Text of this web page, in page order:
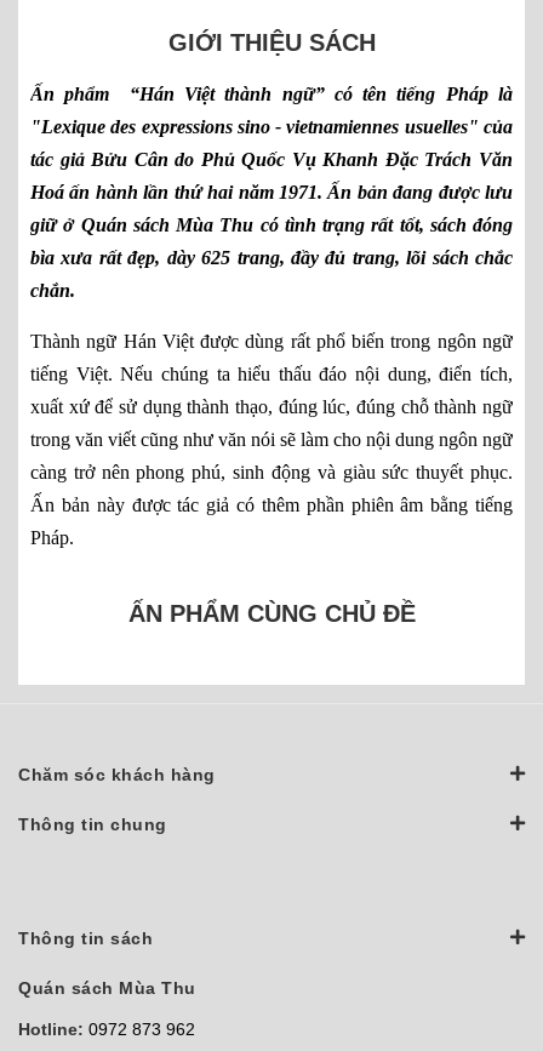
GIỚI THIỆU SÁCH
Ấn phẩm “Hán Việt thành ngữ” có tên tiếng Pháp là
"Lexique des expressions sino - vietnamiennes usuelles" của
tác giả Bửu Cân do Phủ Quốc Vụ Khanh Đặc Trách Văn
Hoá ấn hành lần thứ hai năm 1971. Ấn bản đang được lưu
giữ ở Quán sách Mùa Thu có tình trạng rất tốt, sách đóng
bìa xưa rất đẹp, dày 625 trang, đầy đủ trang, lõi sách chắc
chắn.
Thành ngữ Hán Việt được dùng rất phổ biến trong ngôn ngữ
tiếng Việt. Nếu chúng ta hiểu thấu đáo nội dung, điển tích,
xuất xứ để sử dụng thành thạo, đúng lúc, đúng chỗ thành ngữ
trong văn viết cũng như văn nói sẽ làm cho nội dung ngôn ngữ
càng trở nên phong phú, sinh động và giàu sức thuyết phục.
Ấn bản này được tác giả có thêm phần phiên âm bằng tiếng
Pháp.
ẤN PHẨM CÙNG CHỦ ĐỀ
Chăm sóc khách hàng
Thông tin chung
Thông tin sách
Quán sách Mùa Thu
Hotline: 0972 873 962